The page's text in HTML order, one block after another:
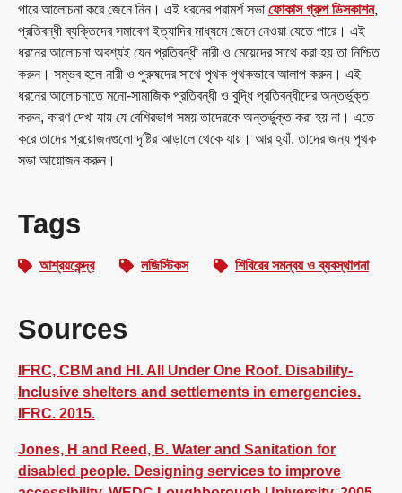
পারে আলোচনা করে জেনে নিন। এই ধরনের পরামর্শ সভা ফোকাস গ্রুপ ডিসকাশন,
প্রতিবন্ধী ব্যক্তিদের সমাবেশ ইত্যাদির মাধ্যমে জেনে নেওয়া যেতে পারে। এই
ধরনের আলোচনা অবশ্যই যেন প্রতিবন্ধী নারী ও মেয়েদের সাথে করা হয় তা নিশ্চিত
করুন। সম্ভব হলে নারী ও পুরুষদের সাথে পৃথক পৃথকভাবে আলাপ করুন। এই
ধরনের আলোচনাতে মনো-সামাজিক প্রতিবন্ধী ও বুদ্ধি প্রতিবন্ধীদের অন্তর্ভুক্ত
করুন, কারণ দেখা যায় যে বেশিরভাগ সময় তাদেরকে অন্তর্ভুক্ত করা হয় না। এতে
করে তাদের প্রয়োজনগুলো দৃষ্টির আড়ালে থেকে যায়। আর হ্যাঁ, তাদের জন্য পৃথক
সভা আয়োজন করুন।
Tags
আশ্রয়কেন্দ্র লজিস্টিকস শিবিরের সমন্বয় ও ব্যবস্থাপনা
Sources
IFRC, CBM and HI. All Under One Roof. Disability-
Inclusive shelters and settlements in emergencies.
IFRC. 2015.
Jones, H and Reed, B. Water and Sanitation for
disabled people. Designing services to improve